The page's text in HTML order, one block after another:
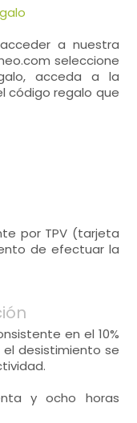
a nuestra
seleccione
acceda a la
código regalo que
por TPV (tarjeta
de efectuar la
en el 10%
desistimiento se
y ocho horas